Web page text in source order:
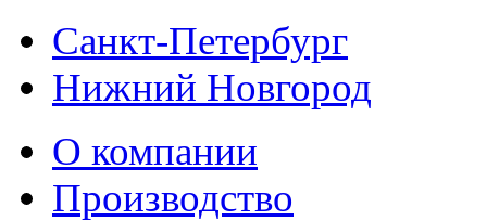
Санкт-Петербург
Нижний Новгород
О компании
Производство